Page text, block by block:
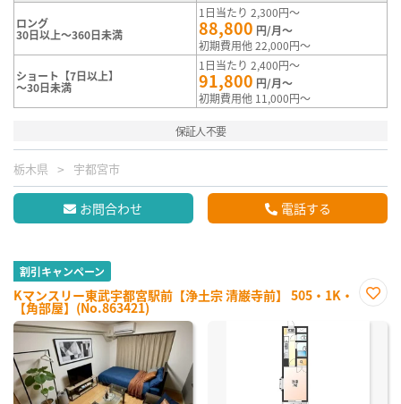
ロング
30日以上～360日未満
1日当たり 2,300円～
88,800 円/月～
初期費用他 22,000円～
ショート【7日以上】
～30日未満
1日当たり 2,400円～
91,800 円/月～
初期費用他 11,000円～
保証人不要
栃木県 宇都宮市
お問合わせ 電話する
割引キャンペーン
Kマンスリー東武宇都宮駅前【浄土宗 清巌寺前】 505・1K・
【角部屋】(No.863421)
に入